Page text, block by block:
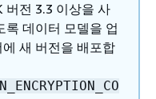
버전 3.3 이상을 사
록 데이터 모델을 업
새 버전을 배포합